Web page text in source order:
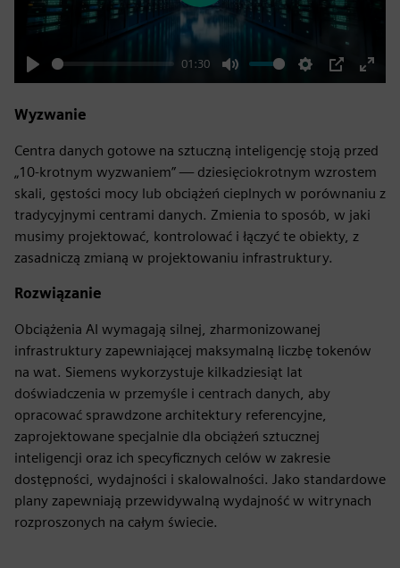
Play
01:30
Mute Settings
PIP
Enter
Wyzwanie
Centra danych gotowe na sztuczną inteligencję stoją przed
„10-krotnym wyzwaniem” — dziesięciokrotnym wzrostem
skali, gęstości mocy lub obciążeń cieplnych w porównaniu z
tradycyjnymi centrami danych. Zmienia to sposób, w jaki
musimy projektować, kontrolować i łączyć te obiekty, z
zasadniczą zmianą w projektowaniu infrastruktury.
Rozwiązanie
Obciążenia AI wymagają silnej, zharmonizowanej
infrastruktury zapewniającej maksymalną liczbę tokenów
na wat. Siemens wykorzystuje kilkadziesiąt lat
doświadczenia w przemyśle i centrach danych, aby
opracować sprawdzone architektury referencyjne,
zaprojektowane specjalnie dla obciążeń sztucznej
inteligencji oraz ich specyficznych celów w zakresie
dostępności, wydajności i skalowalności. Jako standardowe
plany zapewniają przewidywalną wydajność w witrynach
rozproszonych na całym świecie.